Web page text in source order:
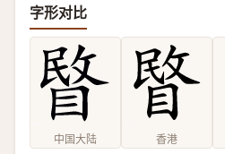
字形对比
中国大陆 香港